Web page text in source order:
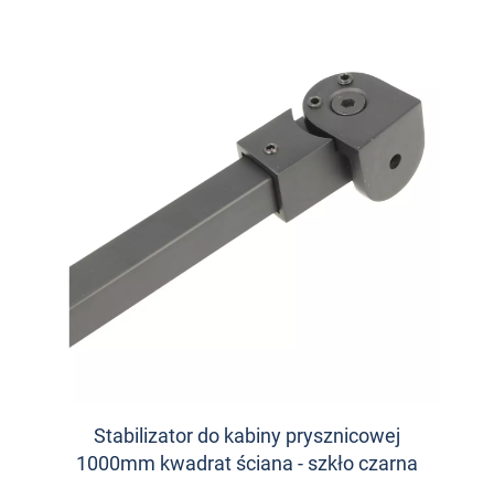
Stabilizator do kabiny prysznicowej
1000mm kwadrat ściana - szkło czarna